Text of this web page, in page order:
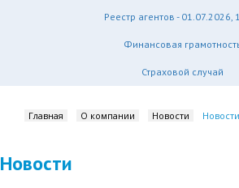
Реестр агентов - 01.07.2026,
Финансовая
Страховой случай
Главная О компании Новости Новости
Новости